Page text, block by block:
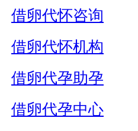
借卵代怀咨询
借卵代怀机构
借卵代孕助孕
借卵代孕中心